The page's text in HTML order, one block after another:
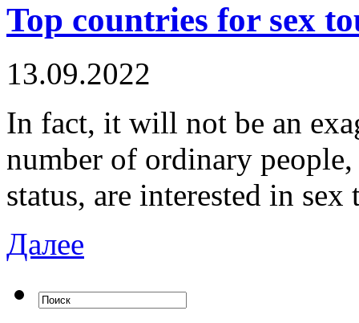
Top countries for sex
13.09.2022
In fact, it will not be an
number of ordinary
status, are interested in
Далее